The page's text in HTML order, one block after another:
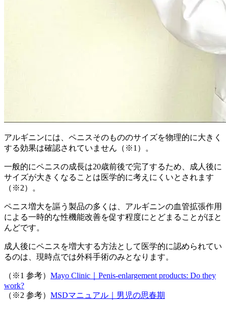
アルギニンには、ペニスそのもののサイズを物理的に大きく
する効果は確認されていません （※1）。
一般的にペニスの成長は20歳前後で完了するため、成人後に
サイズが大きくなることは医学的に考えにくいとされます
（※2）。
ペニス増大を謳う製品の多くは、アルギニンの血管拡張作用
による一時的な性機能改善を促す程度にとどまることがほと
んどです。
成人後にペニスを増大する方法として医学的に認められてい
るのは、現時点では外科手術のみとなります。
（※1 参考） Mayo Clinic｜Penis-enlargement products: Do they
work?
（※2 参考） MSDマニュアル｜男児の思春期